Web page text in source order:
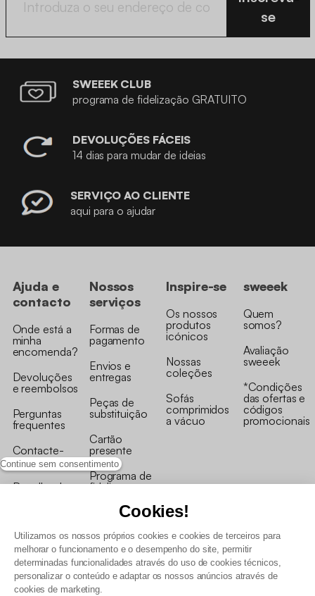
Continue sem consentimento
Cookies!
Utilizamos os nossos próprios cookies e cookies de terceiros para
melhorar o funcionamento e o desempenho do site, permitir
determinadas funcionalidades através do uso de cookies técnicos,
personalizar o conteúdo e adaptar os nossos anúncios através de
cookies de marketing.
se
SWEEEK CLUB
programa de fidelização GRATUITO
DEVOLUÇÕES FÁCEIS
14 dias para mudar de ideias
SERVIÇO AO CLIENTE
aqui para o ajudar
Ajuda e
contacto
Onde está a
minha
encomenda?
Devoluções
e reembolsos
Perguntas
frequentes
Contacte-
nos
Recolha de
Nossos
serviços
Formas de
pagamento
Envios e
entregas
Peças de
substituição
Cartão
presente
Programa de
fidelizaçao
Inspire-se
Os nossos
produtos
icónicos
Nossas
coleções
Sofás
comprimidos
a vácuo
sweeek
Quem
somos?
Avaliação
sweeek
*Condições
das ofertas e
códigos
promocionais
Termos e Condições Gerais de Venda e Aviso Legal